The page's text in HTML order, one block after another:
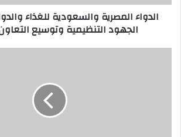
الدواء المصرية والسعودية للغذاء
الجهود التنظيمية وتوسيع